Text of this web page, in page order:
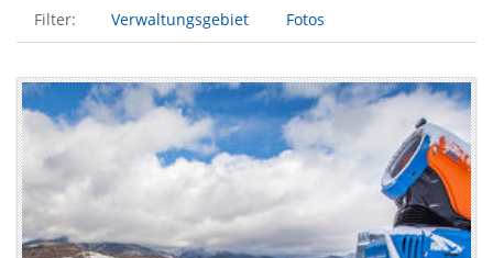
Filter: Verwaltungsgebiet Fotos